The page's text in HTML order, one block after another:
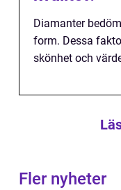
Diamanter
form. Dessa
skönhet och
Fler nyheter